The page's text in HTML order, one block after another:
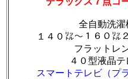
全自動洗濯
１４０㍑～１６０㍑
フラットレ
４０型液晶テ
スマートテレビ（プ